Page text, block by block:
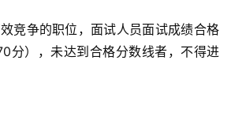
效竞争的职位，面试人员面试成绩合格
分），未达到合格分数线者，不得进